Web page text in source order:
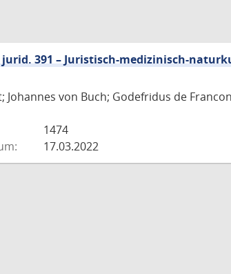
jurid. 391 – Juristisch-medizinisch-
Johannes von Buch; Godefridus de
1474
17.03.2022